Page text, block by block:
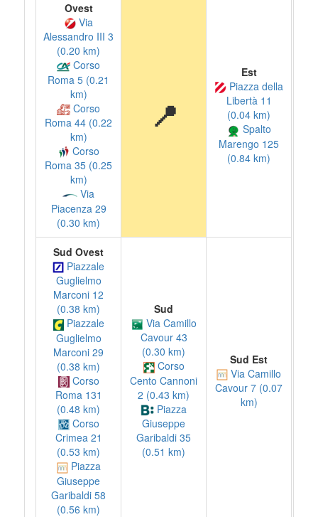
Ovest
Via
Alessandro III 3
(0.20 km)
Corso
Roma 5 (0.21
km)
Corso
Roma 44 (0.22
km)
Corso
Roma 35 (0.25
km)
Via
Piacenza 29
(0.30 km)
📍
Est
Piazza della
Libertà 11
(0.04 km)
Spalto
Marengo 125
(0.84 km)
Sud Ovest
Piazzale
Guglielmo
Marconi 12
(0.38 km)
Piazzale
Guglielmo
Marconi 29
(0.38 km)
Corso
Roma 131
(0.48 km)
Corso
Crimea 21
(0.53 km)
Piazza
Giuseppe
Garibaldi 58
(0.56 km)
Sud
Via Camillo
Cavour 43
(0.30 km)
Corso
Cento Cannoni
2 (0.43 km)
Piazza
Giuseppe
Garibaldi 35
(0.51 km)
Sud Est
Via Camillo
Cavour 7 (0.07
km)